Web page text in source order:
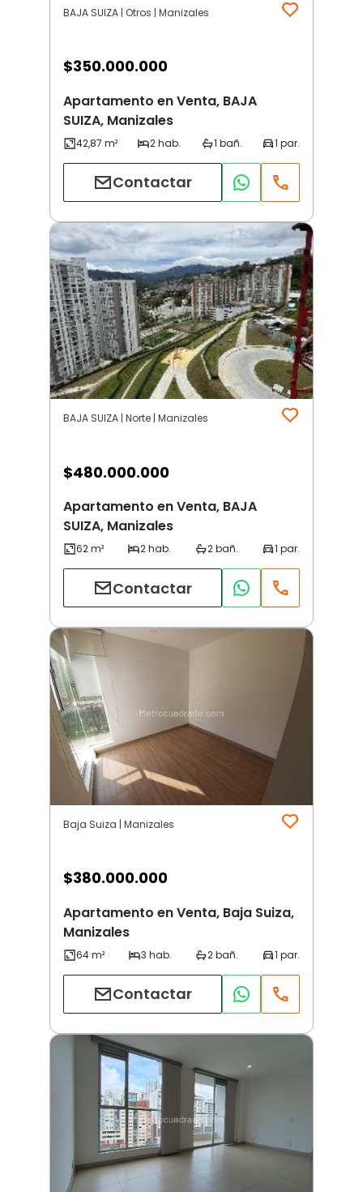
BAJA SUIZA | Otros | Manizales
$350.000.000
Apartamento en Venta, BAJA
SUIZA, Manizales
Contactar
BAJA SUIZA | Norte | Manizales
$480.000.000
Apartamento en Venta, BAJA
SUIZA, Manizales
Contactar
Baja Suiza | Manizales
$380.000.000
Apartamento en Venta, Baja Suiza,
Manizales
Contactar